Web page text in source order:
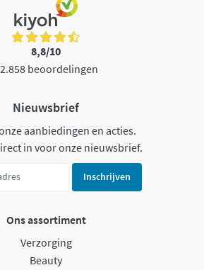
8,8/10
beoordelingen
Nieuwsbrief
aanbiedingen en acties.
in voor onze nieuwsbrief.
Inschrijven
Ons assortiment
Verzorging
Beauty